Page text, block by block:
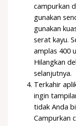
campurkan
gunakan
gunakan
serat kayu.
amplas 400
Hilangkan
selanjutnya.
Terkahir
ingin
tidak Anda
Campurkan